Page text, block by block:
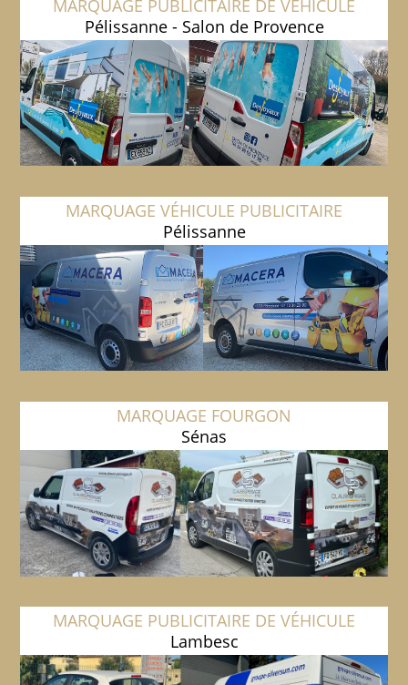
MARQUAGE PUBLICITAIRE DE VÉHICULE
Pélissanne - Salon de Provence
MARQUAGE VÉHICULE PUBLICITAIRE
Pélissanne
MARQUAGE FOURGON
Sénas
MARQUAGE PUBLICITAIRE DE VÉHICULE
Lambesc